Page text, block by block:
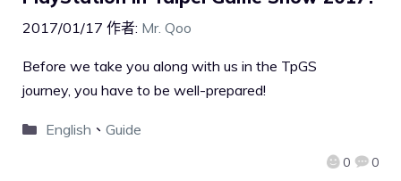
2017/01/17 作者: Mr. Qoo
0 0
Before we take you along with us in the TpGS
journey, you have to be well-prepared!
English 、 Guide